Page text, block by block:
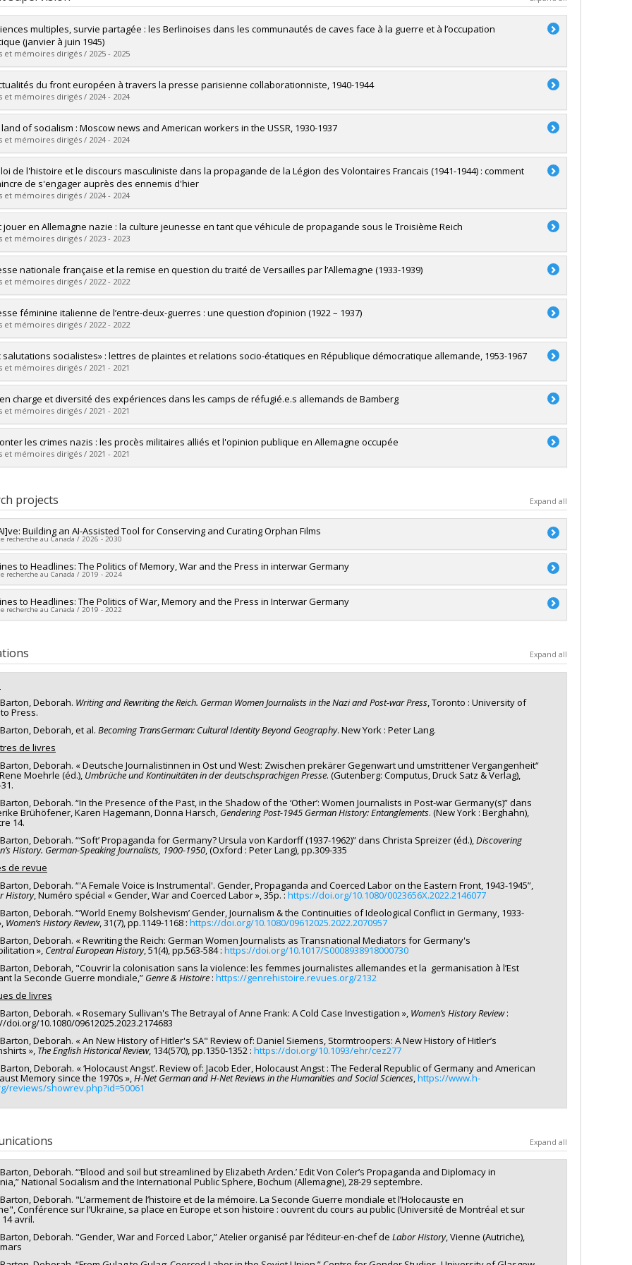
multiples, survie partagée : les Berlinoises dans les communautés de caves face à la guerre et à l’occupation
(janvier à juin 1945)
et mémoires dirigés / 2025 - 2025
:Desaulniers, Ariane
Master's
:M.A.
le document dans Papyrus
du front européen à travers la presse parisienne collaborationniste, 1940-1944
et mémoires dirigés / 2024 - 2024
:Pelletier, Jean-Philippe
Master's
:M.A.
le document dans Papyrus
of socialism : Moscow news and American workers in the USSR, 1930-1937
et mémoires dirigés / 2024 - 2024
: Kassimatis, Dimitri
Master's
:M.A.
le document dans Papyrus
de l'histoire et le discours masculiniste dans la propagande de la Légion des Volontaires Francais (1941-1944) : comment
de s'engager auprès des ennemis d'hier
et mémoires dirigés / 2024 - 2024
:Arsenault, Jérome
Master's
:M.A.
le document dans Papyrus
jouer en Allemagne nazie : la culture jeunesse en tant que véhicule de propagande sous le Troisième Reich
et mémoires dirigés / 2023 - 2023
:Thibault, Laura-Marie
Master's
:M.A.
le document dans Papyrus
nationale française et la remise en question du traité de Versailles par l’Allemagne (1933-1939)
et mémoires dirigés / 2022 - 2022
:Boulanger, Xavier
Master's
:M.A.
le document dans Papyrus
féminine italienne de l’entre-deux-guerres : une question d’opinion (1922 – 1937)
et mémoires dirigés / 2022 - 2022
:Gagné-Lebel, Andréanne
Master's
:M.A.
le document dans Papyrus
salutations socialistes» : lettres de plaintes et relations socio-étatiques en République démocratique allemande, 1953-1967
et mémoires dirigés / 2021 - 2021
:Auclair, Nadine
Master's
:M.A.
le document dans Papyrus
charge et diversité des expériences dans les camps de réfugié.e.s allemands de Bamberg
et mémoires dirigés / 2021 - 2021
:L'Abbé, Florence
Master's
:M.A.
les crimes nazis : les procès militaires alliés et l'opinion publique en Allemagne occupée
et mémoires dirigés / 2021 - 2021
Master's
:M.A.
le document dans Papyrus
projects Expand all
Building an AI-Assisted Tool for Conserving and Curating Orphan Films
recherche au Canada / 2026 - 2030
: Laurence McFalls
: André Habib,Deborah Barton
sources:CRSH/Conseil de recherches en sciences humaines du Canada
PVXXXXXX-Subvention Savoir
to Headlines: The Politics of Memory, War and the Press in interwar Germany
recherche au Canada / 2019 - 2024
: Deborah Barton
sources: CRSH/Conseil de recherches en sciences humaines du Canada
to Headlines: The Politics of War, Memory and the Press in Interwar Germany
recherche au Canada / 2019 - 2022
sources:
PVX20020-Subvention institutionnelle du CRSH - Subventions d'exploration
Expand all
Deborah. Writing and Rewriting the Reich. German Women Journalists in the Nazi and Post-war Press, Toronto : University of
Press.
Deborah, et al. Becoming TransGerman: Cultural Identity Beyond Geography. New York : Peter Lang.
de livres
Deborah. « Deutsche Journalistinnen in Ost und West: Zwischen prekärer Gegenwart und umstrittener Vergangenheit“
Moehrle (éd.), Umbrüche und Kontinuitäten in der deutschsprachigen Presse. (Gutenberg: Computus, Druck Satz & Verlag),
Deborah. “In the Presence of the Past, in the Shadow of the ‘Other’: Women Journalists in Post-war Germany(s)” dans
Brühöfener, Karen Hagemann, Donna Harsch, Gendering Post-1945 German History: Entanglements. (New York : Berghahn),
14.
Deborah. “‘Soft’ Propaganda for Germany? Ursula von Kardorff (1937-1962)” dans Christa Spreizer (éd.),Discovering
History. German-Speaking Journalists, 1900-1950, (Oxford : Peter Lang), pp.309-335
de revue
Deborah. “'A Female Voice is Instrumental'. Gender, Propaganda and Coerced Labor on the Eastern Front, 1943-1945”,
History, Numéro spécial « Gender, War and Coerced Labor », 35p. :https://doi.org/10.1080/0023656X.2022.2146077
Deborah. “’World Enemy Bolshevism’ Gender, Journalism & the Continuities of Ideological Conflict in Germany, 1933-
Women’s History Review, 31(7), pp.1149-1168 : https://doi.org/10.1080/09612025.2022.2070957
Deborah. « Rewriting the Reich: German Women Journalists as Transnational Mediators for Germany's
», Central European History, 51(4), pp.563-584 : https://doi.org/10.1017/S0008938918000730
Deborah, "Couvrir la colonisation sans la violence: les femmes journalistes allemandes et la germanisation à l’Est
la Seconde Guerre mondiale,” Genre & Histoire : https://genrehistoire.revues.org/2132
de livres
Deborah. « Rosemary Sullivan's The Betrayal of Anne Frank: A Cold Case Investigation », Women’s History Review:
doi.org/10.1080/09612025.2023.2174683
Deborah. « An New History of Hitler's SA" Review of: Daniel Siemens, Stormtroopers: A New History of Hitler’s
», The English Historical Review, 134(570), pp.1350-1352 : https://doi.org/10.1093/ehr/cez277
Barton, Deborah. « ‘Holocaust Angst’. Review of: Jacob Eder, Holocaust Angst : The Federal Republic of Germany and American
Memory since the 1970s »,H-Net German and H-Net Reviews in the Humanities and Social Sciences,https://www.h-
reviews/showrev.php?id=50061
Expand all
Deborah. “‘Blood and soil but streamlined by Elizabeth Arden.’ Edit Von Coler’s Propaganda and Diplomacy in
National Socialism and the International Public Sphere, Bochum (Allemagne), 28-29 septembre.
Deborah. "L’armement de l’histoire et de la mémoire. La Seconde Guerre mondiale et l’Holocauste en
Conférence sur l’Ukraine, sa place en Europe et son histoire : ouvrent du cours au public (Université de Montréal et sur
avril.
Deborah. "Gender, War and Forced Labor,” Atelier organisé par l’éditeur-en-chef de Labor History, Vienne (Autriche),